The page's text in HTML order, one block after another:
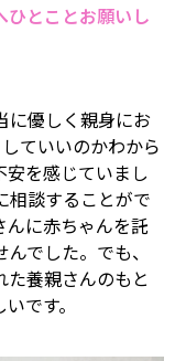
ひとことお願いし
優しく親身にお
ていいのかわから
を感じていまし
相談することがで
んに赤ちゃんを託
でした。でも、
養親さんのもと
です。